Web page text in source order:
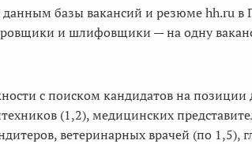
базы вакансий и резюме hh.ru в
и шлифовщики — на одну
с поиском кандидатов на
(1,2), медицинских
ветеринарных врачей (по 1,5),